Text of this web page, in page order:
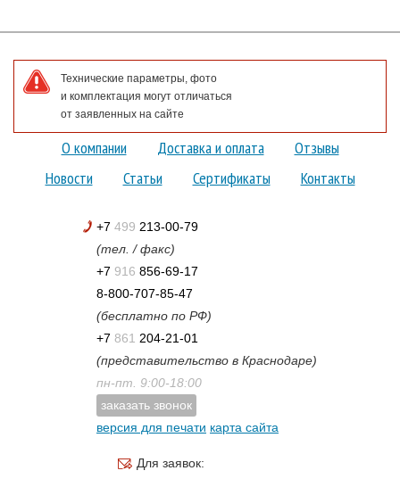
Технические параметры, фото
и комплектация могут отличаться
от заявленных на сайте
О компании Доставка и оплата
Отзывы
Новости
Статьи Сертификаты Контакты
+7 499 213-00-79
(тел. / факс)
+7 916 856-69-17
8-800-707-85-47
(бесплатно по РФ)
+7 861 204-21-01
(представительство в Краснодаре)
пн-пт. 9:00-18:00
заказать звонок
версия для печати карта сайта
Для заявок: